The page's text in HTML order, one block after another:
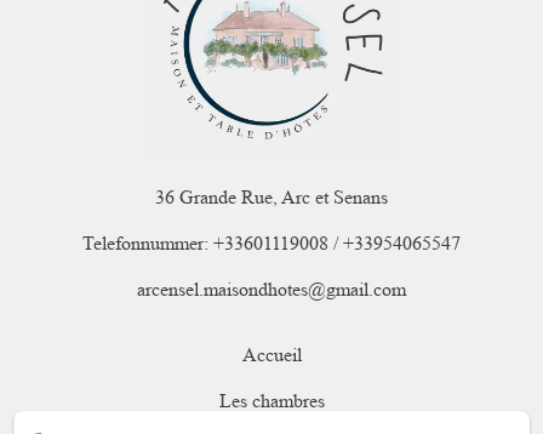
36 Grande Rue, Arc et Senans
Telefonnummer: +33601119008 / +33954065547
arcensel.maisondhotes@gmail.com
Accueil
Les chambres